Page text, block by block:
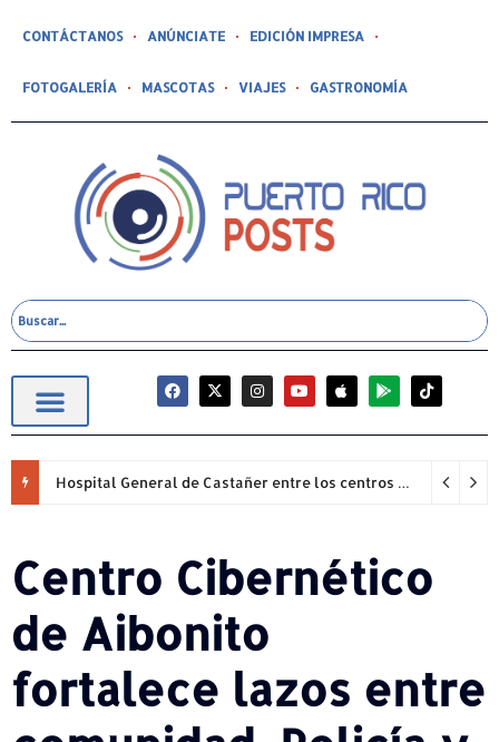
CONTÁCTANOS ANÚNCIATE EDICIÓN IMPRESA
FOTOGALERÍA MASCOTAS VIAJES GASTRONOMÍA
Hospital General de Castañer entre los centros de salud comunitarios con mejor desempeño clínico de Estados Unidos
Centro Cibernético
de Aibonito
fortalece lazos entre